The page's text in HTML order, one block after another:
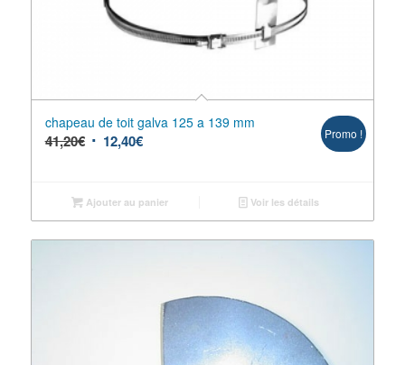
chapeau de toit galva 125 a 139 mm
41,20€ 12,40€ Promo !
Ajouter au panier Voir les détails